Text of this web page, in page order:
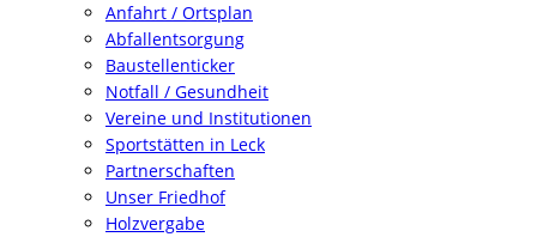
Anfahrt / Ortsplan
Abfallentsorgung
Baustellenticker
Notfall / Gesundheit
Vereine und Institutionen
Sportstätten in Leck
Partnerschaften
Unser Friedhof
Holzvergabe